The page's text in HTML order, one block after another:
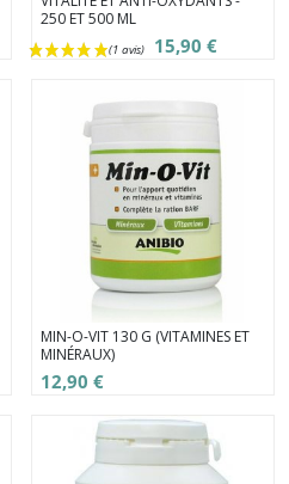
250 ET 500 ML
15,90 €
MIN-O-VIT 130 G (VITAMINES ET
MINÉRAUX)
12,90 €